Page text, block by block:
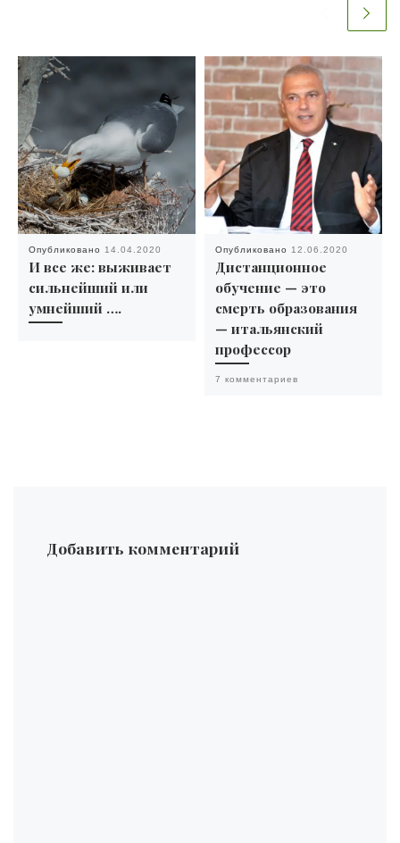
Опубликовано 14.04.2020
И все же: выживает
сильнейший или
умнейший ….
Опубликовано 12.06.2020
Дистанционное
обучение — это
смерть образования
— итальянский
профессор
7 комментариев
Добавить комментарий